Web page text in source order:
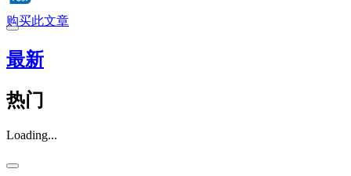
购买此文章
最新
热门
Loading...